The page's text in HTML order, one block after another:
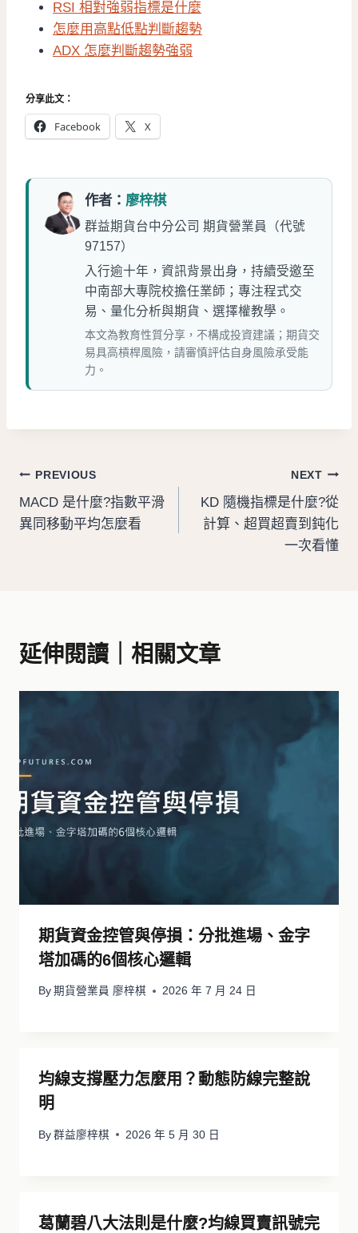
RSI 相對強弱指標是什麼
怎麼用高點低點判斷趨勢
ADX 怎麼判斷趨勢強弱
分享此文：
Facebook X
作者： 廖梓棋
群益期貨台中分公司 期貨營業員（代號
97157）
入行逾十年，資訊背景出身，持續受邀至
中南部大專院校擔任業師；專注程式交
易、量化分析與期貨、選擇權教學。
本文為教育性質分享，不構成投資建議；期貨交
易具高槓桿風險，請審慎評估自身風險承受能
力。
文
章
PREVIOUS
MACD 是什麼?指數平滑
異同移動平均怎麼看
NEXT
KD 隨機指標是什麼?從
計算、超買超賣到鈍化
一次看懂
延伸閱讀｜相關文章
期貨資金控管與停損：分批進場、金字
塔加碼的6個核心邏輯
By 期貨營業員 廖梓棋 2026 年 7 月 24 日
均線支撐壓力怎麼用？動態防線完整說
明
By 群益廖梓棋 2026 年 5 月 30 日
葛蘭碧八大法則是什麼?均線買賣訊號完